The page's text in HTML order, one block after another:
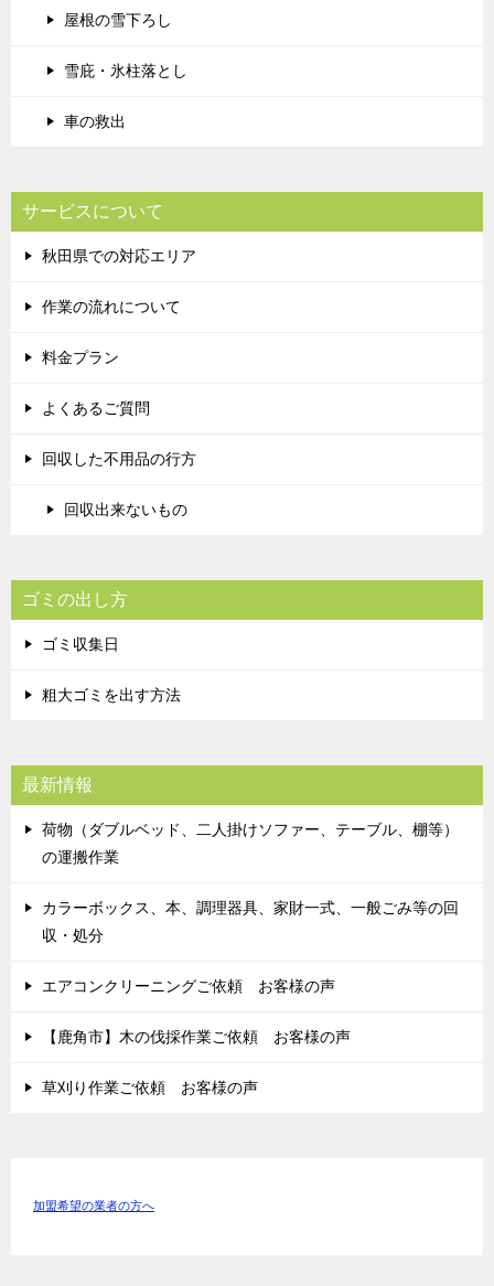
屋根の雪下ろし
雪庇・氷柱落とし
車の救出
サービスについて
秋田県での対応エリア
作業の流れについて
料金プラン
よくあるご質問
回収した不用品の行方
回収出来ないもの
ゴミの出し方
ゴミ収集日
粗大ゴミを出す方法
最新情報
荷物（ダブルベッド、二人掛けソファー、テーブル、棚等）
の運搬作業
カラーボックス、本、調理器具、家財一式、一般ごみ等の回
収・処分
エアコンクリーニングご依頼 お客様の声
【鹿角市】木の伐採作業ご依頼 お客様の声
草刈り作業ご依頼 お客様の声
加盟希望の業者の方へ